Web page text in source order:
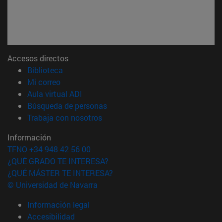
Accesos directos
Biblioteca
Mi correo(abre en nueva ventana)
Aula virtual ADI
Búsqueda de personas(abre en nueva ventana)
Trabaja con nosotros(abre en nueva ventana)
Información
TFNO +34 948 42 56 00
¿QUÉ GRADO TE INTERESA?
¿QUÉ MÁSTER TE INTERESA?
© Universidad de Navarra
Información legal
Accesibilidad